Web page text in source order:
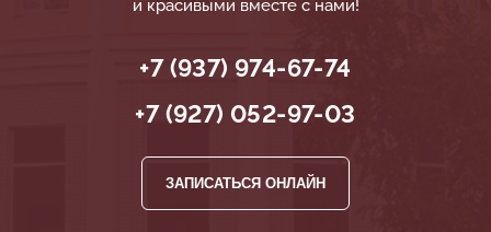
и красивыми вместе с нами!
+7 (937) 974-67-74
+7 (927) 052-97-03
ЗАПИСАТЬСЯ ОНЛАЙН